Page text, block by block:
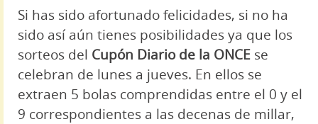
Si has sido afortunado felicidades, si no ha
sido así aún tienes posibilidades ya que los
sorteos del Cupón Diario de la ONCE se
celebran de lunes a jueves. En ellos se
extraen 5 bolas comprendidas entre el 0 y el
9 correspondientes a las decenas de millar,